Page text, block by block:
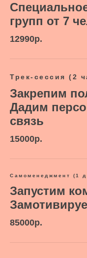
групп от 7
12990р.
Трек-сессия (2
Закрепим
Дадим
связь
15000р.
Самоменеджмент (1
Запустим
85000р.